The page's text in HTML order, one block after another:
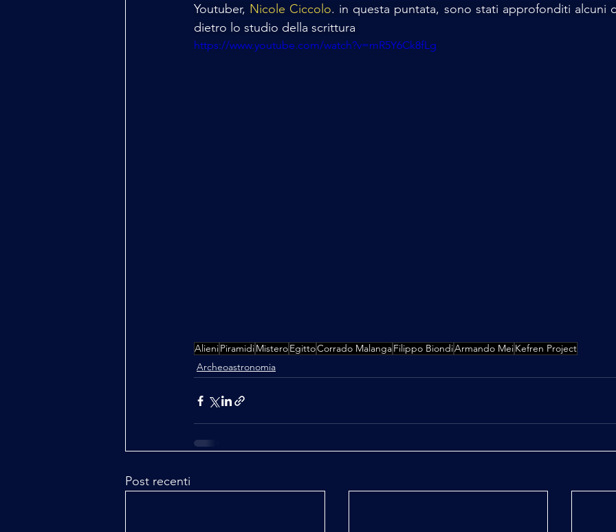
Youtuber, Nicole Ciccolo. in questa puntata, sono stati approfonditi alcuni
dietro lo studio della scrittura
https://www.youtube.com/watch?v=mR5Y6Ck8fLg
AlieniPiramidiMisteroEgittoCorrado MalangaFilippo BiondiArmando MeiKefren Project
Archeoastronomia
Post recenti